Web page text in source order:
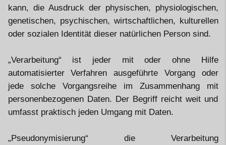
kann, die Ausdruck der physischen, physiologischen,
genetischen, psychischen, wirtschaftlichen, kulturellen
oder sozialen Identität dieser natürlichen Person sind.
„Verarbeitung“ ist jeder mit oder ohne Hilfe
automatisierter Verfahren ausgeführte Vorgang oder
jede solche Vorgangsreihe im Zusammenhang mit
personenbezogenen Daten. Der Begriff reicht weit und
umfasst praktisch jeden Umgang mit Daten.
„Pseudonymisierung“ die Verarbeitung